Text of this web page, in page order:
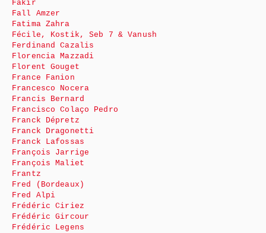
Fakir
Fall Amzer
Fatima Zahra
Fécile, Kostik, Seb 7 & Vanush
Ferdinand Cazalis
Florencia Mazzadi
Florent Gouget
France Fanion
Francesco Nocera
Francis Bernard
Francisco Colaço Pedro
Franck Dépretz
Franck Dragonetti
Franck Lafossas
François Jarrige
François Maliet
Frantz
Fred (Bordeaux)
Fred Alpi
Frédéric Ciriez
Frédéric Gircour
Frédéric Legens